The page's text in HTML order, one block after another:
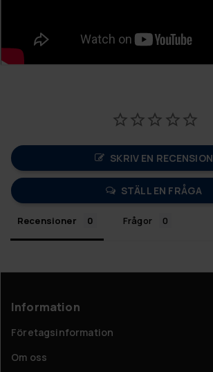
SKRIV EN RECENSION
STÄLL EN FRÅGA
Recensioner Frågor
Information
Företagsinformation
Om oss